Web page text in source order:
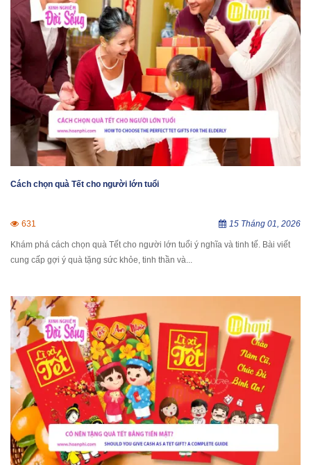
Cách chọn quà Tết cho người lớn tuổi
631 15 Tháng 01, 2026
Khám phá cách chọn quà Tết cho người lớn tuổi ý nghĩa và tinh tế. Bài viết
cung cấp gợi ý quà tặng sức khỏe, tinh thần và...